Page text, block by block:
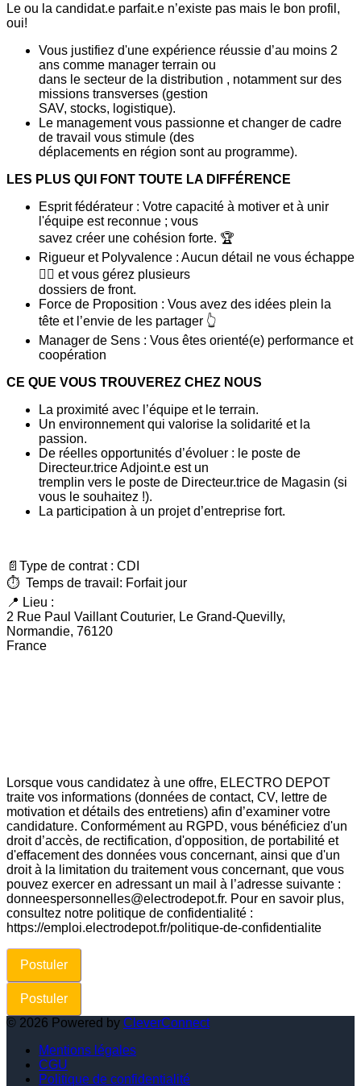
Le ou la candidat.e parfait.e n’existe pas mais le bon profil,
oui!
Vous justifiez d'une expérience réussie d’au moins 2
ans comme manager terrain ou
dans le secteur de la distribution , notamment sur des
missions transverses (gestion
SAV, stocks, logistique).
Le management vous passionne et changer de cadre
de travail vous stimule (des
déplacements en région sont au programme).
LES PLUS QUI FONT TOUTE LA DIFFÉRENCE
Esprit fédérateur : Votre capacité à motiver et à unir
l'équipe est reconnue ; vous
savez créer une cohésion forte. 🏆
Rigueur et Polyvalence : Aucun détail ne vous échappe
🕵️‍♀️ et vous gérez plusieurs
dossiers de front.
Force de Proposition : Vous avez des idées plein la
tête et l’envie de les partager 👆
Manager de Sens : Vous êtes orienté(e) performance et
coopération
CE QUE VOUS TROUVEREZ CHEZ NOUS
La proximité avec l’équipe et le terrain.
Un environnement qui valorise la solidarité et la
passion.
De réelles opportunités d’évoluer : le poste de
Directeur.trice Adjoint.e est un
tremplin vers le poste de Directeur.trice de Magasin (si
vous le souhaitez !).
La participation à un projet d’entreprise fort.
📄Type de contrat : CDI
⏱ Temps de travail: Forfait jour
📍 Lieu :
2 Rue Paul Vaillant Couturier, Le Grand-Quevilly,
Normandie, 76120
France
Lorsque vous candidatez à une offre, ELECTRO DEPOT
traite vos informations (données de contact, CV, lettre de
motivation et détails des entretiens) afin d’examiner votre
candidature. Conformément au RGPD, vous bénéficiez d'un
droit d’accès, de rectification, d'opposition, de portabilité et
d'effacement des données vous concernant, ainsi que d'un
droit à la limitation du traitement vous concernant, que vous
pouvez exercer en adressant un mail à l’adresse suivante :
donneespersonnelles@electrodepot.fr. Pour en savoir plus,
consultez notre politique de confidentialité :
https://emploi.electrodepot.fr/politique-de-confidentialite
Postuler
Postuler
© 2026 Powered by CleverConnect
Mentions légales
CGU
Politique de confidentialité